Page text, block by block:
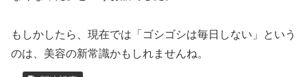
もしかしたら、現在では「ゴシゴシは毎日しない」という
のは、美容の新常識かもしれませんね。